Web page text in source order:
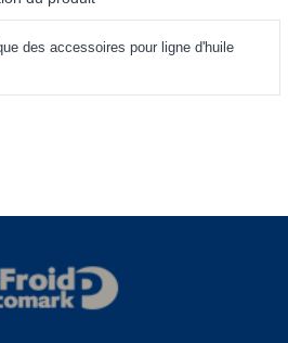
des accessoires pour ligne d'huile